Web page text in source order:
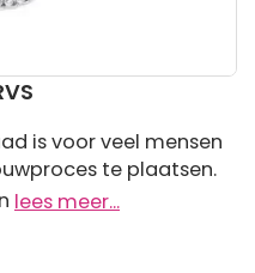
is voor veel mensen
te plaatsen.
lees meer...